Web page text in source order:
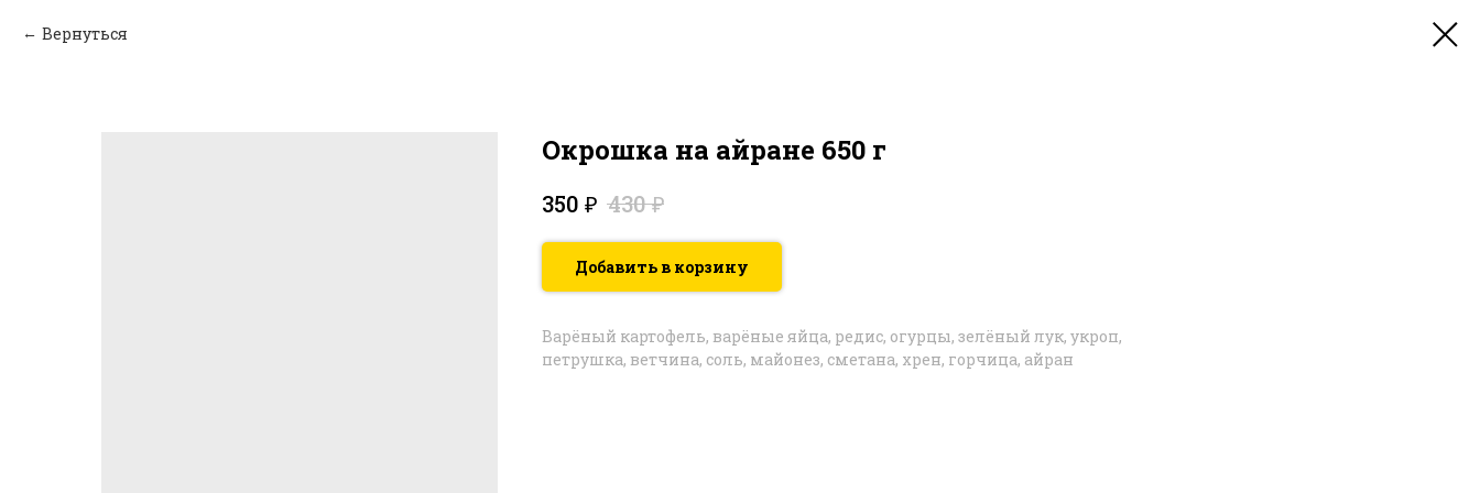
Вернуться
Окрошка на айране 650 г
350 ₽ 430 ₽
Добавить в корзину
Варёный картофель, варёные яйца, редис, огурцы, зелёный лук, укроп,
петрушка, ветчина, соль, майонез, сметана, хрен, горчица, айран